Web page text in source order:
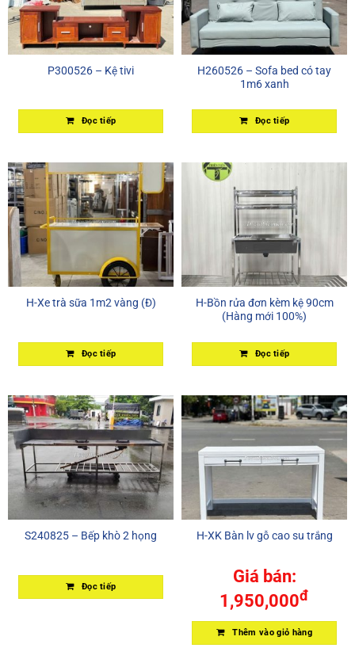
P300526 – Kệ tivi
Đọc tiếp
H260526 – Sofa bed có tay
1m6 xanh
Đọc tiếp
H-Xe trà sữa 1m2 vàng (Đ)
Đọc tiếp
H-Bồn rửa đơn kèm kệ 90cm
(Hàng mới 100%)
Đọc tiếp
S240825 – Bếp khò 2 họng
Đọc tiếp
H-XK Bàn lv gỗ cao su trắng
Giá bán:
1,950,000đ
Thêm vào giỏ hàng